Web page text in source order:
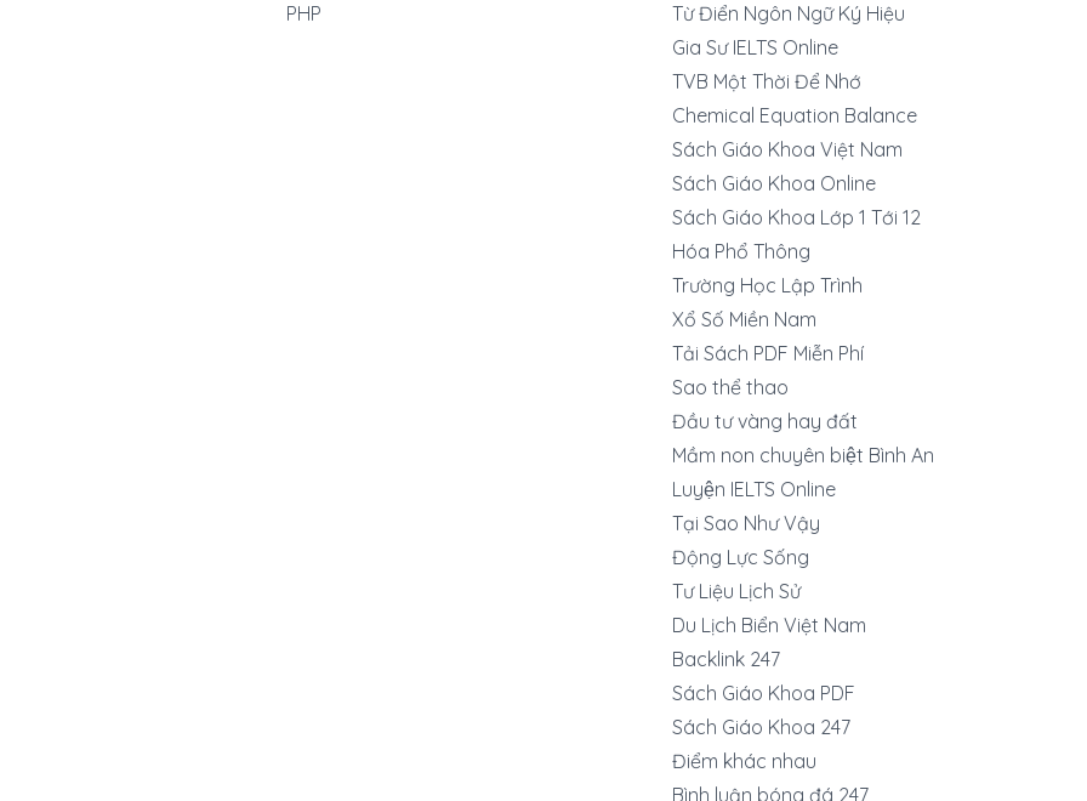
PHP
Từ Điển Ngôn Ngữ Ký Hiệu
Gia Sư IELTS Online
TVB Một Thời Để Nhớ
Chemical Equation Balance
Sách Giáo Khoa Việt Nam
Sách Giáo Khoa Online
Sách Giáo Khoa Lớp 1 Tới 12
Hóa Phổ Thông
Trường Học Lập Trình
Xổ Số Miền Nam
Tải Sách PDF Miễn Phí
Sao thể thao
Đầu tư vàng hay đất
Mầm non chuyên biệt Bình An
Luyện IELTS Online
Tại Sao Như Vậy
Động Lực Sống
Tư Liệu Lịch Sử
Du Lịch Biển Việt Nam
Backlink 247
Sách Giáo Khoa PDF
Sách Giáo Khoa 247
Điểm khác nhau
Bình luận bóng đá 247